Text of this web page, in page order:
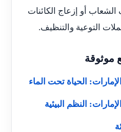
أو إزعاج الكائنات
التوعية والتنظيف.
موثوقة
الحياة تحت الماء
النظم البيئية